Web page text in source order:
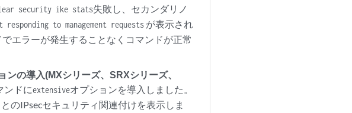
security ike stats失敗し、セカンダリノ
to management requests が表示され
エラーが発生することなくコマンドが正常
の導入(MXシリーズ、SRXシリーズ、
ンドにextensiveオプションを導入しました。
のIPsecセキュリティ関連付けを表示しま